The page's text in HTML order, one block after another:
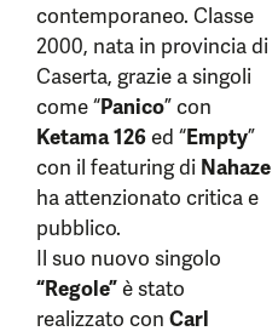
contemporaneo. Classe
2000, nata in provincia di
Caserta, grazie a singoli
come “Panico” con
Ketama 126ed “Empty”
con il featuring di Nahaze
ha attenzionato critica e
pubblico.
Il suo nuovo singolo
“Regole”è stato
realizzato con Carl